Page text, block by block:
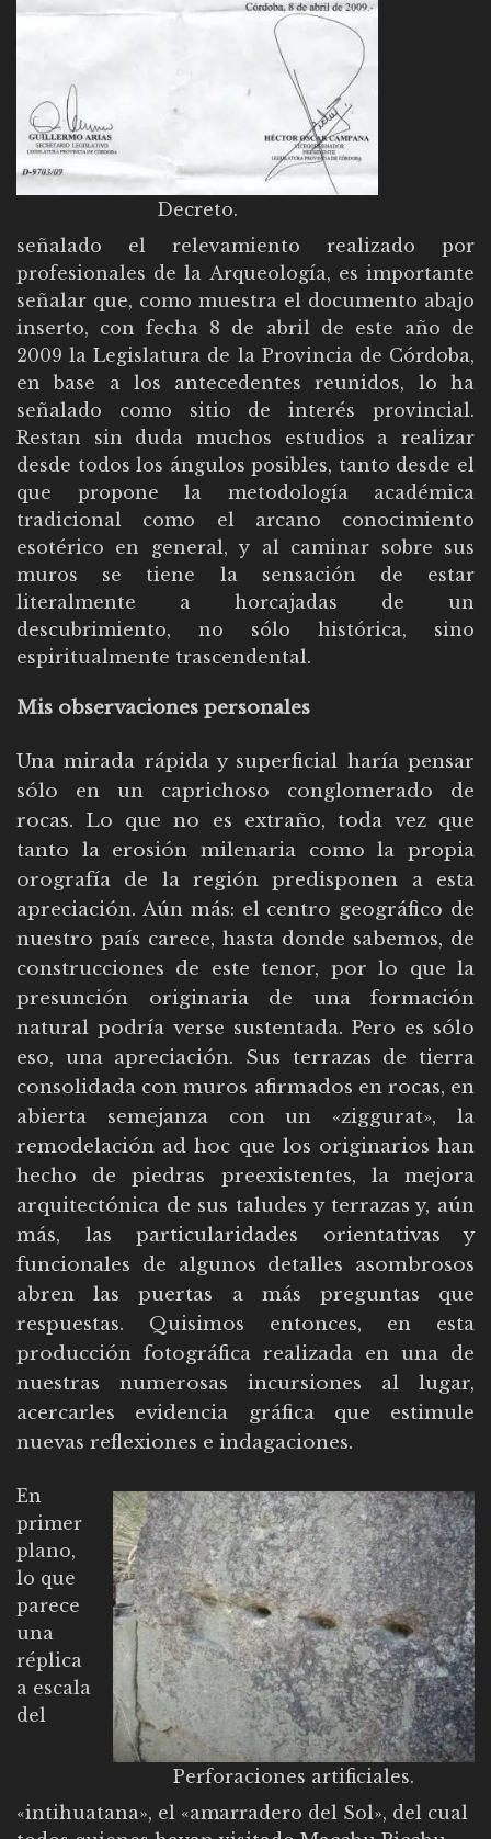
Decreto.
señalado el relevamiento realizado por
profesionales de la Arqueología, es importante
señalar que, como muestra el documento abajo
inserto, con fecha 8 de abril de este año de
2009 la Legislatura de la Provincia de Córdoba,
en base a los antecedentes reunidos, lo ha
señalado como sitio de interés provincial.
Restan sin duda muchos estudios a realizar
desde todos los ángulos posibles, tanto desde el
que propone la metodología académica
tradicional como el arcano conocimiento
esotérico en general, y al caminar sobre sus
muros se tiene la sensación de estar
literalmente a horcajadas de un
descubrimiento, no sólo histórica, sino
espiritualmente trascendental.
Mis observaciones personales
Una mirada rápida y superficial haría pensar
sólo en un caprichoso conglomerado de
rocas. Lo que no es extraño, toda vez que
tanto la erosión milenaria como la propia
orografía de la región predisponen a esta
apreciación. Aún más: el centro geográfico de
nuestro país carece, hasta donde sabemos, de
construcciones de este tenor, por lo que la
presunción originaria de una formación
natural podría verse sustentada. Pero es sólo
eso, una apreciación. Sus terrazas de tierra
consolidada con muros afirmados en rocas, en
abierta semejanza con un «ziggurat», la
remodelación ad hoc que los originarios han
hecho de piedras preexistentes, la mejora
arquitectónica de sus taludes y terrazas y, aún
más, las particularidades orientativas y
funcionales de algunos detalles asombrosos
abren las puertas a más preguntas que
respuestas. Quisimos entonces, en esta
producción fotográfica realizada en una de
nuestras numerosas incursiones al lugar,
acercarles evidencia gráfica que estimule
nuevas reflexiones e indagaciones.
Perforaciones artificiales.
En
primer
plano,
lo que
parece
una
réplica
a escala
del
«intihuatana», el «amarradero del Sol», del cual